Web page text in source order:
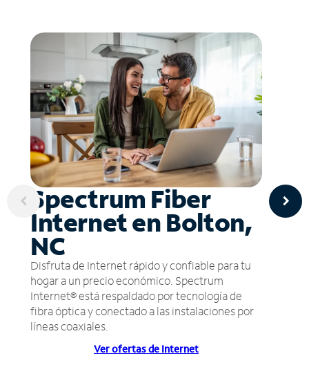
Spectrum Fiber
Internet en Bolton,
NC
Disfruta de Internet rápido y confiable para tu
hogar a un precio económico. Spectrum
Internet® está respaldado por tecnología de
fibra óptica y conectado a las instalaciones por
líneas coaxiales.
Ver ofertas de Internet